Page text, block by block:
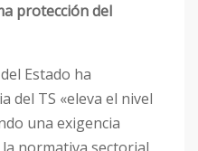
protección del
Estado ha
del TS «eleva el nivel
una exigencia